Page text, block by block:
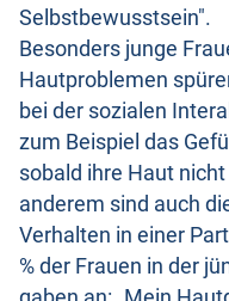
Selbstbewusstsein".
Besonders junge
Hautproblemen
bei der sozialen
zum Beispiel das
sobald ihre Haut
anderem sind auch
Verhalten in einer
% der Frauen in der